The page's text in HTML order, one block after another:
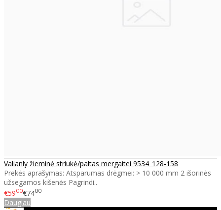
Valianly žieminė striukė/paltas mergaitei 9534_128-158
Prekės aprašymas: Atsparumas drėgmei: > 10 000 mm 2 išorinės
užsegamos kišenės Pagrindi..
€5900€7400
Daugiau